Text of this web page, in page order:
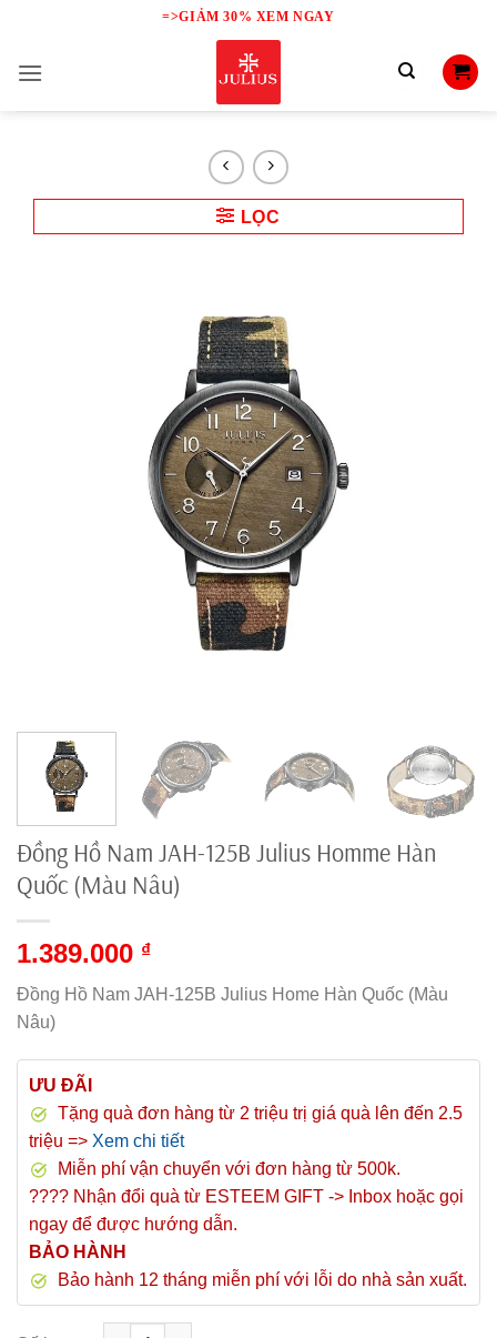
content
=>GIẢM 30% XEM NGAY
LỌC
Đồng Hồ Nam JAH-125B Julius Homme Hàn
Quốc (Màu Nâu)
1.389.000 ₫
Đồng Hồ Nam JAH-125B Julius Home Hàn Quốc (Màu
Nâu)
ƯU ĐÃI
Tặng quà đơn hàng từ 2 triệu trị giá quà lên đến 2.5
triệu => Xem chi tiết
Miễn phí vận chuyển với đơn hàng từ 500k.
???? Nhận đổi quà từ ESTEEM GIFT -> Inbox hoặc gọi
ngay để được hướng dẫn.
BẢO HÀNH
Bảo hành 12 tháng miễn phí với lỗi do nhà sản xuất.
Đồng Hồ Nam JAH-125B Julius Homme Hàn Quốc (Màu Nâu)